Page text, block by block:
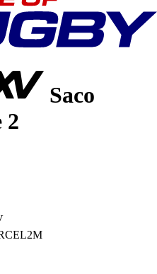
Saco
2